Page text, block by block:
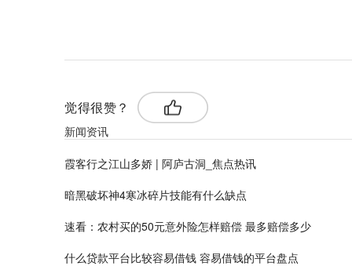
觉得很赞？
新闻资讯
霞客行之江山多娇 | 阿庐古洞_焦点热讯
暗黑破坏神4寒冰碎片技能有什么缺点
速看：农村买的50元意外险怎样赔偿 最多赔偿多少
什么贷款平台比较容易借钱 容易借钱的平台盘点